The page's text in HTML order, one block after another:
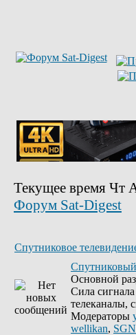
Текущее время Чт
Форум Sat-Digest
Спутниковое
Основной
Сила
телеканалы,
Модераторы
wellikan, SGN